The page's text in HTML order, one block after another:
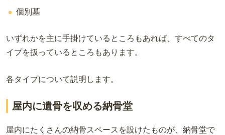
個別墓
いずれかを主に手掛けているところもあれば、すべてのタ
イプを扱っているところもあります。
各タイプについて説明します。
屋内に遺骨を収める納骨堂
屋内にたくさんの納骨スペースを設けたものが、納骨堂で